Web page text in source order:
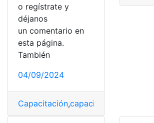
o regístrate y
déjanos
un comentario en
esta página.
También
04/09/2024
Capacitación,capacitación del Secap